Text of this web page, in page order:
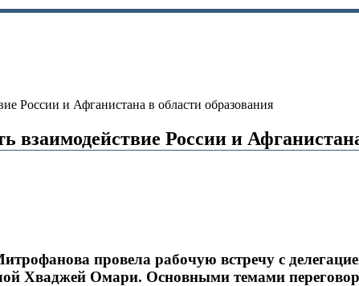
России и Афганистана в области образования
взаимодействие России и
провела рабочую встречу с
Хваджей Омари. Основными темами